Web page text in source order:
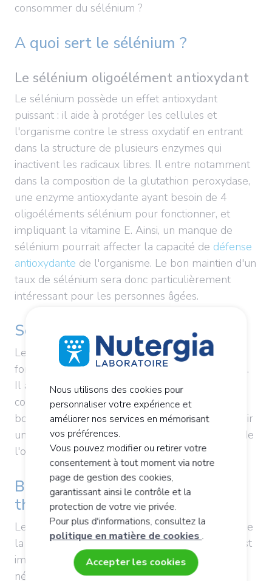
consommer du sélénium ?
A quoi sert le sélénium ?
Le sélénium oligoélément antioxydant
Le sélénium possède un effet antioxydant
puissant : il aide à protéger les cellules et
l'organisme contre le stress oxydatif en entrant
dans la structure de plusieurs enzymes qui
inactivent les radicaux libres. Il entre notamment
dans la composition de la glutathion peroxydase,
une enzyme antioxydante ayant besoin de 4
oligoéléments sélénium pour fonctionner, et
impliquant la vitamine E. Ainsi, un manque de
sélénium pourrait affecter la capacité de défense
antioxydante de l'organisme. Le bon maintien d'un
taux de sélénium sera donc particulièrement
intéressant pour les personnes âgées.
Soutien du système immunitaire
Le sélénium contribue au maintien du
fonctionnement normal du système immunitaire.
Il aide ainsi l'organisme à mieux se défendre
contre les agressions extérieures. Maintenir de
bons taux de sélénium permet donc de maintenir
une bonne protection des défenses naturelles de
l'organisme.
Bon fonctionnement de la
thyroïde
Le sélénium contribue au bon fonctionnement de
la glande thyroïde. En effet, cet oligoélément est
impliqué dans l'activité d'une enzyme déiodase
nécessaire au métabolisme thyroïdien.
Nous utilisons des cookies pour
personnaliser votre expérience et
améliorer nos services en mémorisant
vos préférences.
Vous pouvez modifier ou retirer votre
consentement à tout moment via notre
page de gestion des cookies,
garantissant ainsi le contrôle et la
protection de votre vie privée.
Pour plus d'informations, consultez la
politique en matière de cookies .
Accepter les cookies